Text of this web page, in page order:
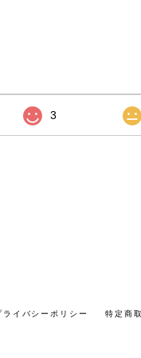
3
ライバシーポリシー 特定商